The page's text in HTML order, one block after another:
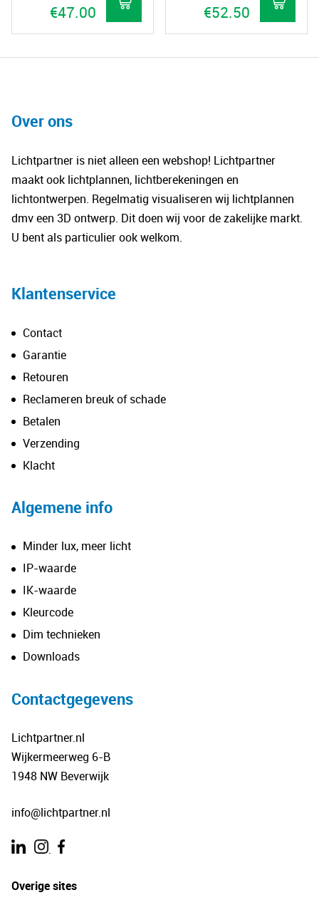
€47.00 €52.50
Over ons
Lichtpartner is niet alleen een webshop! Lichtpartner
maakt ook lichtplannen, lichtberekeningen en
lichtontwerpen. Regelmatig visualiseren wij lichtplannen
dmv een 3D ontwerp. Dit doen wij voor de zakelijke markt.
U bent als particulier ook welkom.
Klantenservice
Contact
Garantie
Retouren
Reclameren breuk of schade
Betalen
Verzending
Klacht
Algemene info
Minder lux, meer licht
IP-waarde
IK-waarde
Kleurcode
Dim technieken
Downloads
Contactgegevens
Lichtpartner.nl
Wijkermeerweg 6-B
1948 NW Beverwijk
info@lichtpartner.nl
.
Overige sites